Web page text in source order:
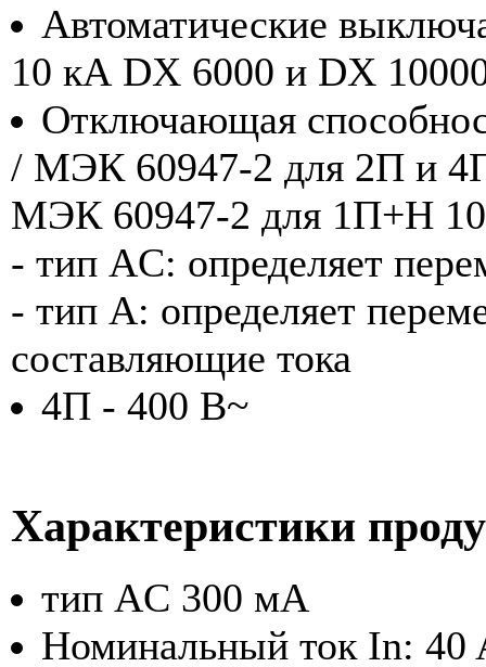
Автоматические
10 кА DX 6000 и DX
Отключающая
/ МЭК 60947-2 для 2П и
МЭК 60947-2 для 1П+Н
- тип AC: определяет
- тип A: определяет
составляющие тока
4П - 400 В~
Характеристики
тип AC 300 мА
Номинальный ток In: 40